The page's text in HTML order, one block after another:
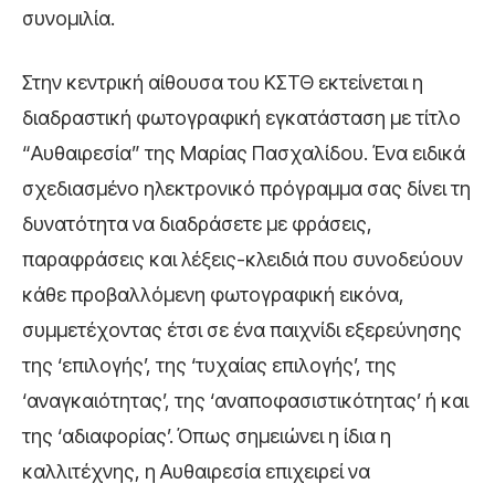
συνομιλία.
Στην κεντρική αίθουσα του ΚΣΤΘ εκτείνεται η
διαδραστική φωτογραφική εγκατάσταση με τίτλο
“Αυθαιρεσία” της Μαρίας Πασχαλίδου. Ένα ειδικά
σχεδιασμένο ηλεκτρονικό πρόγραμμα σας δίνει τη
δυνατότητα να διαδράσετε με φράσεις,
παραφράσεις και λέξεις-κλειδιά που συνοδεύουν
κάθε προβαλλόμενη φωτογραφική εικόνα,
συμμετέχοντας έτσι σε ένα παιχνίδι εξερεύνησης
της ‘επιλογής’, της ‘τυχαίας επιλογής’, της
‘αναγκαιότητας’, της ‘αναποφασιστικότητας’ ή και
της ‘αδιαφορίας’. Όπως σημειώνει η ίδια η
καλλιτέχνης, η Αυθαιρεσία επιχειρεί να